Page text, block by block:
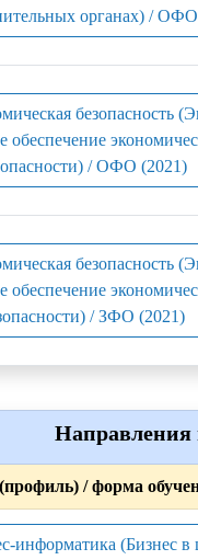
органах) /
безопасность
обеспечение
/ ОФО (2021)
безопасность
обеспечение
/ ЗФО (2021)
Направления
/ форма
информатика (Бизнес